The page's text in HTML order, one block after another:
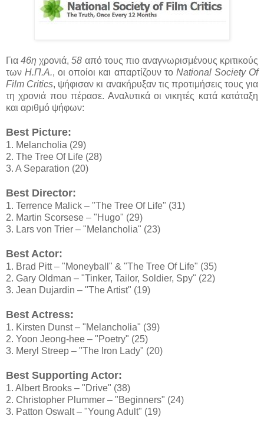
Για46η χρονιά, 58 από τους πιο αναγνωρισμένους κριτικούς
τωνΗ.Π.Α., οι οποίοι και απαρτίζουν το National Society Of
Film Critics, ψήφισαν κι ανακήρυξαν τις προτιμήσεις τους για
τη χρονιά που πέρασε. Αναλυτικά οι νικητές κατά κατάταξη
και αριθμό ψήφων:
Best Picture:
1. Melancholia (29)
2. The Tree Of Life (28)
3. A Separation (20)
Best Director:
1. Terrence Malick – "The Tree Of Life" (31)
2. Martin Scorsese – "Hugo" (29)
3. Lars von Trier – "Melancholia" (23)
Best Actor:
1. Brad Pitt – "Moneyball" & "The Tree Of Life" (35)
2. Gary Oldman – "Tinker, Tailor, Soldier, Spy" (22)
3. Jean Dujardin – "The Artist" (19)
Best Actress:
1. Kirsten Dunst – "Melancholia" (39)
2. Yoon Jeong-hee – "Poetry" (25)
3. Meryl Streep – "The Iron Lady" (20)
Best Supporting Actor:
1. Albert Brooks – "Drive" (38)
2. Christopher Plummer – "Beginners" (24)
3. Patton Oswalt – "Young Adult" (19)